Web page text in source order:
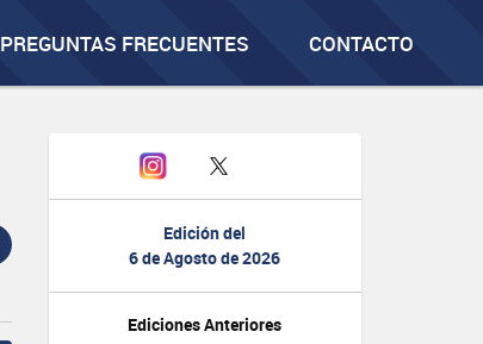
PREGUNTAS FRECUENTES CONTACTO
Edición del
6 de Agosto de 2026
Ediciones Anteriores